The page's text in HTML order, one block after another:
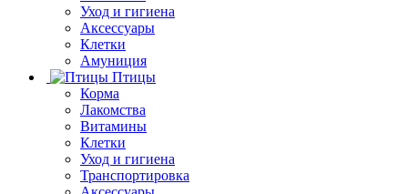
Уход и гигиена
Аксессуары
Клетки
Амуниция
Птицы
Корма
Лакомства
Витамины
Клетки
Уход и гигиена
Транспортировка